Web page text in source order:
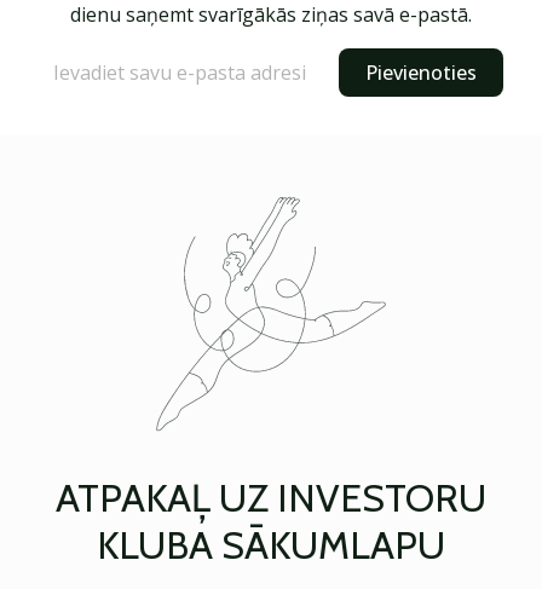
dienu saņemt svarīgākās ziņas savā e-pastā.
Pievienoties
ATPAKAĻ UZ INVESTORU
KLUBA SĀKUMLAPU